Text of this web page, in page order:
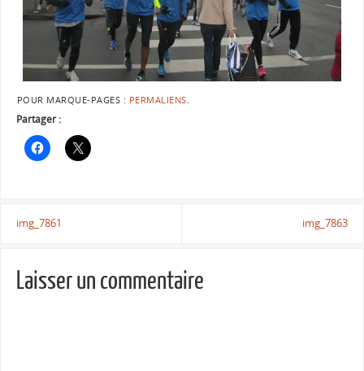
POUR MARQUE-PAGES : PERMALIENS.
Partager :
img_7861 img_7863
Laisser un commentaire